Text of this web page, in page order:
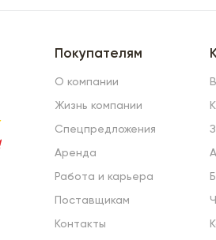
Покупателям
О компании
Жизнь компании
Спецпредложения
Аренда
Работа и карьера
Поставщикам
Контакты